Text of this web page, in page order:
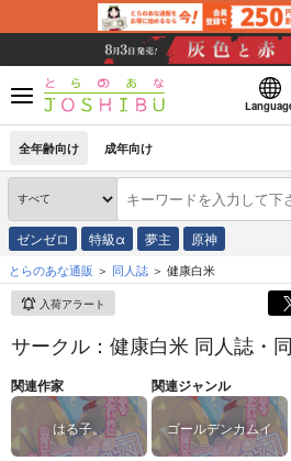
全年齢向け 成年向け
ゼンゼロ 特級α 夢主 原神
とらのあな通販 同人誌 健康白米
入荷アラート
サークル：健康白米 同人誌・
関連作家
はる子。
関連ジャンル
ゴールデンカムイ